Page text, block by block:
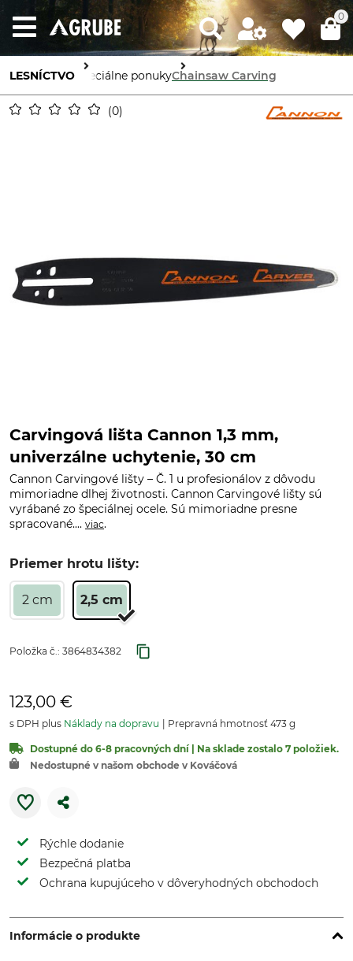
0
LESNÍCTVO Špeciálne ponukyChainsaw Carving
0
Carvingová lišta Cannon 1,3 mm,
univerzálne uchytenie, 30 cm
Cannon Carvingové lišty – Č. 1 u profesionálov z dôvodu
mimoriadne dlhej životnosti. Cannon Carvingové lišty sú
vyrábané zo špeciálnej ocele. Sú mimoriadne presne
spracované.... viac.
Priemer hrotu lišty:
2 cm 2,5 cm
Položka č.: 3864834382
123,00 €
s DPH plus Náklady na dopravu Prepravná hmotnosť 473 g
Dostupné do 6-8 pracovných dní | Na sklade zostalo 7 položiek.
Nedostupné v našom obchode v Kováčová
Rýchle dodanie
Bezpečná platba
Ochrana kupujúceho v dôveryhodných obchodoch
Informácie o produkte